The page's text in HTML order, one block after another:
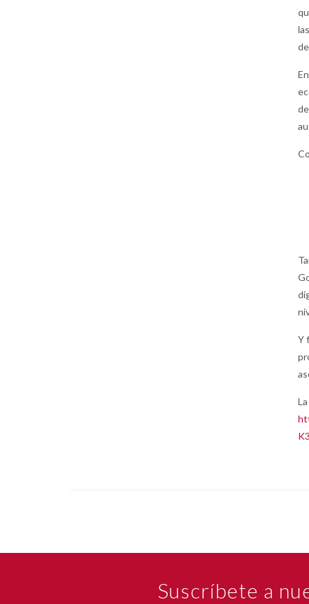
Y
Suscríbete a